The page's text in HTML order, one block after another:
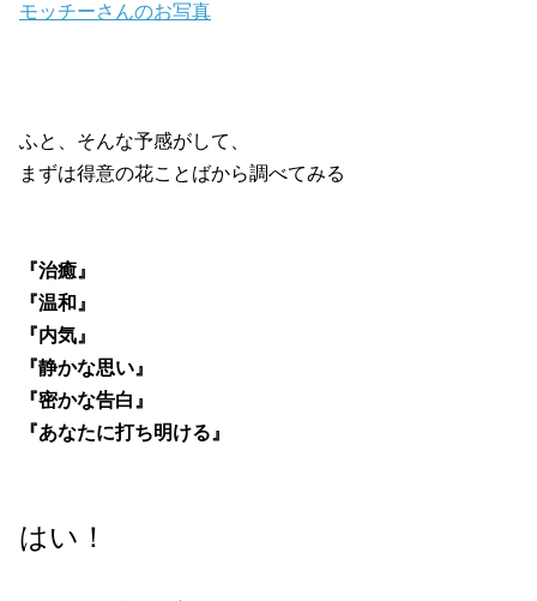
モッチーさんのお写真
ふと、そんな予感がして、
まずは得意の花ことばから調べてみる
『治癒』
『温和』
『内気』
『静かな思い』
『密かな告白』
『あなたに打ち明ける』
はい！